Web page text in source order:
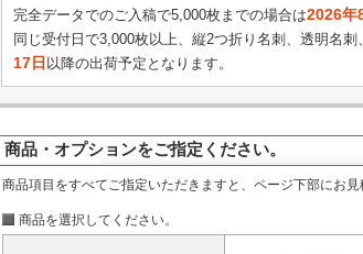
完全データでのご入稿で5,000枚までの場合は2026年
同じ受付日で3,000枚以上、縦2つ折り名刺、透明名刺、
17日 以降の出荷予定となります。
商品・オプションをご指定ください。
商品項目をすべてご指定いただきますと、ページ下部にお見
商品を選択してください。